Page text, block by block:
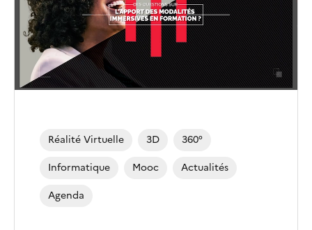
Réalité Virtuelle 3D
360°
Informatique
Mooc
Actualités
Agenda